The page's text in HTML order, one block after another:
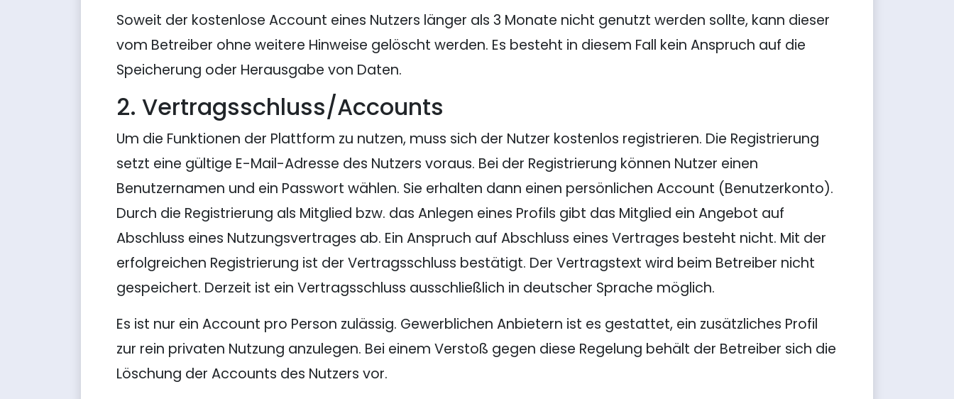
Soweit der kostenlose Account eines Nutzers länger als 3 Monate nicht genutzt werden sollte, kann dieser
vom Betreiber ohne weitere Hinweise gelöscht werden. Es besteht in diesem Fall kein Anspruch auf die
Speicherung oder Herausgabe von Daten.
2. Vertragsschluss/Accounts
Um die Funktionen der Plattform zu nutzen, muss sich der Nutzer kostenlos registrieren. Die Registrierung
setzt eine gültige E-Mail-Adresse des Nutzers voraus. Bei der Registrierung können Nutzer einen
Benutzernamen und ein Passwort wählen. Sie erhalten dann einen persönlichen Account (Benutzerkonto).
Durch die Registrierung als Mitglied bzw. das Anlegen eines Profils gibt das Mitglied ein Angebot auf
Abschluss eines Nutzungsvertrages ab. Ein Anspruch auf Abschluss eines Vertrages besteht nicht. Mit der
erfolgreichen Registrierung ist der Vertragsschluss bestätigt. Der Vertragstext wird beim Betreiber nicht
gespeichert. Derzeit ist ein Vertragsschluss ausschließlich in deutscher Sprache möglich.
Es ist nur ein Account pro Person zulässig. Gewerblichen Anbietern ist es gestattet, ein zusätzliches Profil
zur rein privaten Nutzung anzulegen. Bei einem Verstoß gegen diese Regelung behält der Betreiber sich die
Löschung der Accounts des Nutzers vor.